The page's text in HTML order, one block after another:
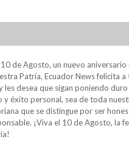
de Agosto, un nuevo aniversario
Patria, Ecuador News felicita
les desea que sigan poniendo duro
y éxito personal, sea de toda
que se distingue por ser
¡Viva el 10 de Agosto, la